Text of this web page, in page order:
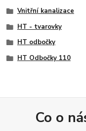
Vnitřní kanalizace
HT - tvarovky
HT odbočky
HT Odbočky 110
Co o